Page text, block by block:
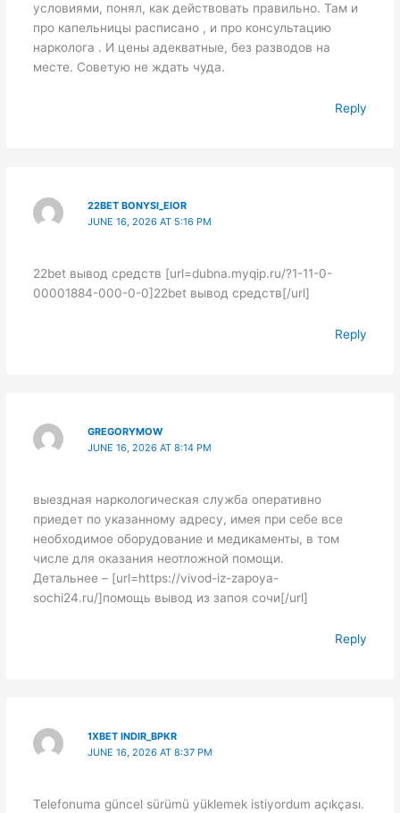
условиями, понял, как действовать правильно. Там и
про капельницы расписано , и про консультацию
нарколога . И цены адекватные, без разводов на
месте. Советую не ждать чуда.
Reply
22BET BONYSI_EIOR
JUNE 16, 2026 AT 5:16 PM
22bet вывод средств [url=dubna.myqip.ru/?1-11-0-
00001884-000-0-0]22bet вывод средств[/url]
Reply
GREGORYMOW
JUNE 16, 2026 AT 8:14 PM
выездная наркологическая служба оперативно
приедет по указанному адресу, имея при себе все
необходимое оборудование и медикаменты, в том
числе для оказания неотложной помощи.
Детальнее – [url=https://vivod-iz-zapoya-
sochi24.ru/]помощь вывод из запоя сочи[/url]
Reply
1XBET INDIR_BPKR
JUNE 16, 2026 AT 8:37 PM
Telefonuma güncel sürümü yüklemek istiyordum açıkçası.